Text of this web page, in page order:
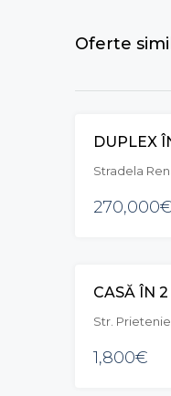
Oferte
DUPLEX
Stradela
270,000€
CASĂ ÎN
Str.
1,800€